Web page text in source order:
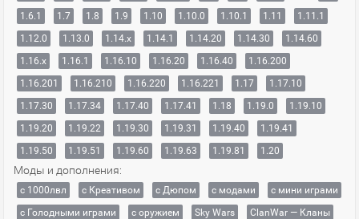
1.6.1
1.7 1.8 1.9 1.10 1.10.0 1.10.1 1.11
1.11.1
1.12.0
1.13.0 1.14.x 1.14.1 1.14.20 1.14.30
1.14.60
1.16.x
1.16.1 1.16.10 1.16.20 1.16.40
1.16.200
1.16.201
1.16.210 1.16.220 1.16.221 1.17
1.17.10
1.17.30
1.17.34 1.17.40 1.17.41 1.18 1.19.0
1.19.10
1.19.20
1.19.22 1.19.30 1.19.31 1.19.40
1.19.41
1.19.50
1.19.51 1.19.60 1.19.63 1.19.81 1.20
Моды и дополнения:
с 1000лвл c Креативом с Дюпом с модами
с мини играми
с Голодными играми
с оружием Sky Wars
ClanWar — Кланы